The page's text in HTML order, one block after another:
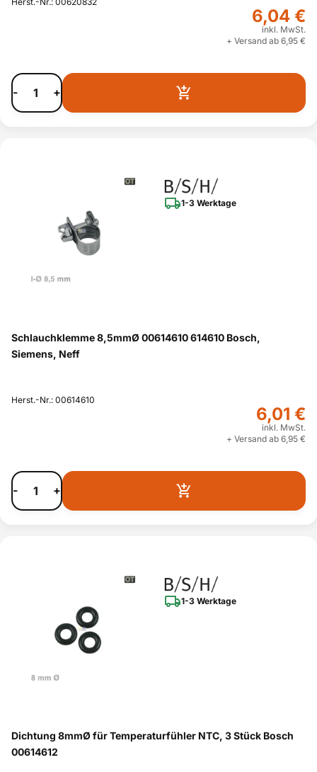
6,04 €
inkl. MwSt.
+ Versand ab 6,95 €
- +
1-3 Werktage
Schlauchklemme 8,5mmØ 00614610 614610 Bosch,
Siemens, Neff
Herst.-Nr.: 00614610
6,01 €
inkl. MwSt.
+ Versand ab 6,95 €
- +
1-3 Werktage
Dichtung 8mmØ für Temperaturfühler NTC, 3 Stück Bosch
00614612